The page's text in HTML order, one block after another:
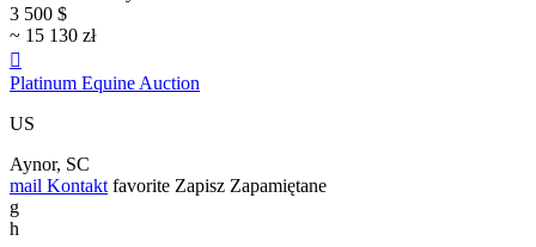
3 500 $
~ 15 130 zł

Platinum Equine Auction
US
Aynor, SC
mail Kontakt favorite Zapisz Zapamiętane
g
h